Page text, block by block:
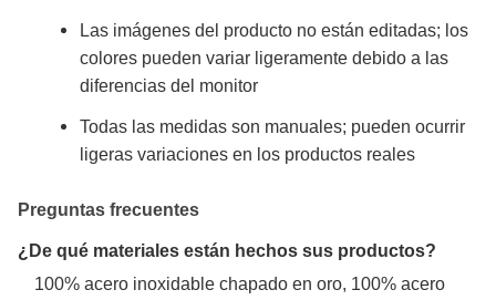
Las imágenes del producto no están editadas; los
colores pueden variar ligeramente debido a las
diferencias del monitor
Todas las medidas son manuales; pueden ocurrir
ligeras variaciones en los productos reales
Preguntas frecuentes
¿De qué materiales están hechos sus productos?
100% acero inoxidable chapado en oro, 100% acero